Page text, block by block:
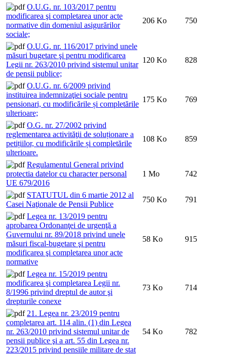
O.U.G. nr. 103/2017 pentru
modificarea şi completarea unor acte
normative din domeniul asigurărilor
sociale;
206 Ko 750
O.U.G. nr. 116/2017 privind unele
măsuri bugetare şi pentru modificarea
Legii nr. 263/2010 privind sistemul unitar
de pensii publice;
120 Ko 828
O.U.G. nr. 6/2009 privind
instituirea indemnizaţiei sociale pentru
pensionari, cu modificările și completările
ulterioare;
175 Ko 769
O.G. nr. 27/2002 privind
reglementarea activităţii de soluționare a
petițiilor, cu modificările și completările
ulterioare.
108 Ko 859
Regulamentul General privind
protectia datelor cu character personal
UE 679/2016
1 Mo 742
STATUTUL din 6 martie 2012 al
Casei Naţionale de Pensii Publice
750 Ko
791
Legea nr. 13/2019 pentru
aprobarea Ordonanţei de urgenţă a
Guvernului nr. 89/2018 privind unele
măsuri fiscal-bugetare şi pentru
modificarea şi completarea unor acte
normative
58 Ko 915
Legea nr. 15/2019 pentru
modificarea şi completarea Legii nr.
8/1996 privind dreptul de autor şi
drepturile conexe
73 Ko 714
21. Legea nr. 23/2019 pentru
completarea art. 114 alin. (1) din Legea
nr. 263/2010 privind sistemul unitar de
pensii publice şi a art. 55 din Legea nr.
223/2015 privind pensiile militare de stat
54 Ko 782